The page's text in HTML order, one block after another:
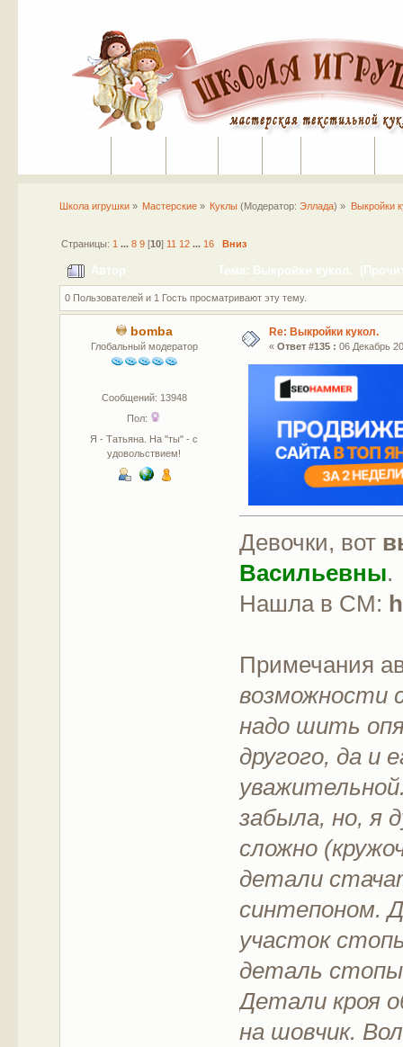
Школа игрушки» Мастерские » Куклы (Модератор:Эллада) » Выкройки
Страницы: 1 ... 8 9[10] 11 12 ... 16 Вниз
Автор Тема: Выкройки кукол.
0 Пользователей и 1 Гость просматривают эту тему.
bomba
Глобальный модератор
Сообщений: 13948
Пол:
Я - Татьяна. На "ты" - с
удовольствием!
Re: Выкройки кукол.
« Ответ #135 : 06 Декабрь
Девочки, вот
Васильевны.
Нашла в СМ:
Примечания
возможности
надо шить
другого, да и
забыла, но, я
сложно
детали
синтепоном.
участок
деталь
Детали кроя
на шовчик.